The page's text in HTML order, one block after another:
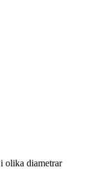
olika diametrar